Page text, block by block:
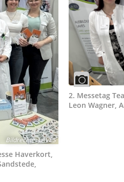
Bildrechte:LAVES
Haverkort,
2. Messetag
Leon Wagner,